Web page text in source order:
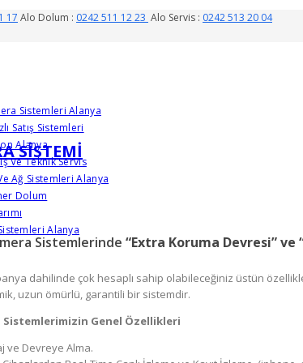
17 Alo Dolum : 0242 511 12 23 Alo Servis : 0242 513 20 04
Sistemleri Alanya
Satış Sistemleri
Alanya
Ve Teknik Servis
Ağ Sistemleri Alanya
Dolum
Alanya
SİSTEMİ
Sistemlerinde “Extra Koruma Devresi”
dahilinde çok hesaplı sahip olabileceğiniz üstün
uzun ömürlü, garantili bir sistemdir.
Sistemlerimizin Genel Özellikleri
ve Devreye Alma.